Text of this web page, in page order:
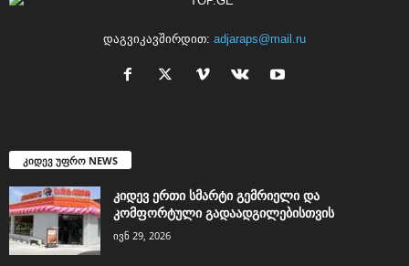
დაგვიკავშირდით: adjaraps@mail.ru
კიდევ უფრო NEWS
კიდევ ერთი სმარტი გემრიელი და
კომფორტული გადაადგილებისთვის
ივნ 29, 2026